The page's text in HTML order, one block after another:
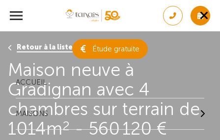
Étude gratuite
ACCUEIL
MAISONS
Retour à la liste des résultats
Maison neuve à
Gradignan avec 4
chambres sur terrain de
1014m2- 560 120 €